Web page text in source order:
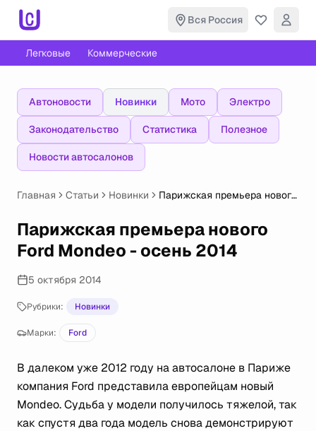
Вся Россия
Легковые Коммерческие
Автоновости Новинки Мото Электро
Законодательство Статистика Полезное
Новости автосалонов
Главная Статьи Новинки
Парижская премьера нового
Парижская премьера нового
Ford Mondeo - осень 2014
5 октября 2014
Рубрики: Новинки
Марки: Ford
В далеком уже 2012 году на автосалоне в Париже
компания Ford представила европейцам новый
Mondeo. Судьба у модели получилось тяжелой, так
как спустя два года модель снова демонстрируют